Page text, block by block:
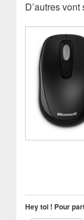
D’autres
Hey toi ! Pour